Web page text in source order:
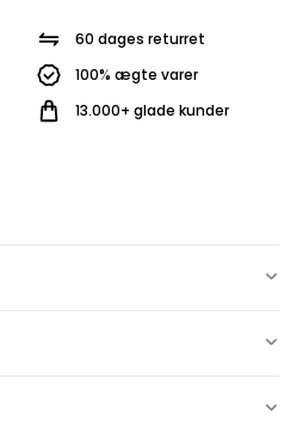
60 dages returret
100% ægte varer
13.000+ glade kunder